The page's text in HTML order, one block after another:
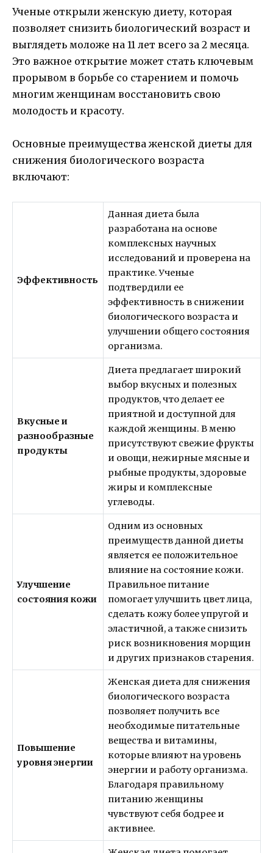
Ученые открыли женскую диету, которая
позволяет снизить биологический возраст и
выглядеть моложе на 11 лет всего за 2 месяца.
Это важное открытие может стать ключевым
прорывом в борьбе со старением и помочь
многим женщинам восстановить свою
молодость и красоту.
Основные преимущества женской диеты для
снижения биологического возраста
включают:
Эффективность
Данная диета была
разработана на основе
комплексных научных
исследований и проверена на
практике. Ученые
подтвердили ее
эффективность в снижении
биологического возраста и
улучшении общего состояния
организма.
Вкусные и
разнообразные
продукты
Диета предлагает широкий
выбор вкусных и полезных
продуктов, что делает ее
приятной и доступной для
каждой женщины. В меню
присутствуют свежие фрукты
и овощи, нежирные мясные и
рыбные продукты, здоровые
жиры и комплексные
углеводы.
Улучшение
состояния кожи
Одним из основных
преимуществ данной диеты
является ее положительное
влияние на состояние кожи.
Правильное питание
помогает улучшить цвет лица,
сделать кожу более упругой и
эластичной, а также снизить
риск возникновения морщин
и других признаков старения.
Повышение
уровня энергии
Женская диета для снижения
биологического возраста
позволяет получить все
необходимые питательные
вещества и витамины,
которые влияют на уровень
энергии и работу организма.
Благодаря правильному
питанию женщины
чувствуют себя бодрее и
активнее.